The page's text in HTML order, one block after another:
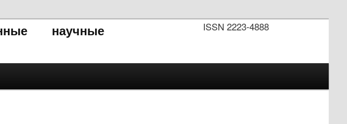
ISSN 2223-4888
научные